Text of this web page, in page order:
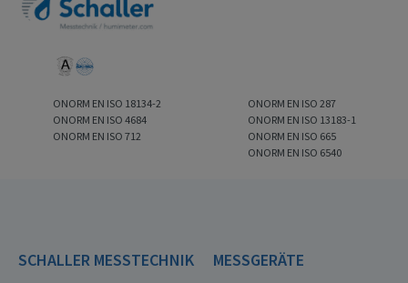
ONORM EN ISO 18134-2
ONORM EN ISO 4684
ONORM EN ISO 712
ONORM EN ISO 287
ONORM EN ISO 13183-1
ONORM EN ISO 665
ONORM EN ISO 6540
SCHALLER MESSTECHNIK MESSGERÄTE